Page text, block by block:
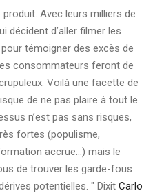
produit. Avec leurs milliers de
décident d’aller filmer les
témoigner des excès de
consommateurs feront de
Voilà une facette de
de ne pas plaire à tout le
n’est pas sans risques,
fortes (populisme,
accrue...) mais le
de trouver les garde-fous
potentielles. " Dixit Carlo